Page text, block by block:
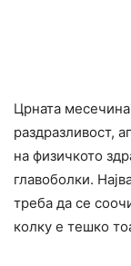
Црната
paздразливост,
на физичкото
главоболки.
треба да се
колку е тешко